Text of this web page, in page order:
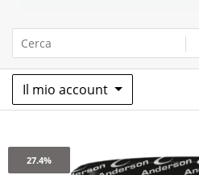
Max Power
Il mio account
27.4%